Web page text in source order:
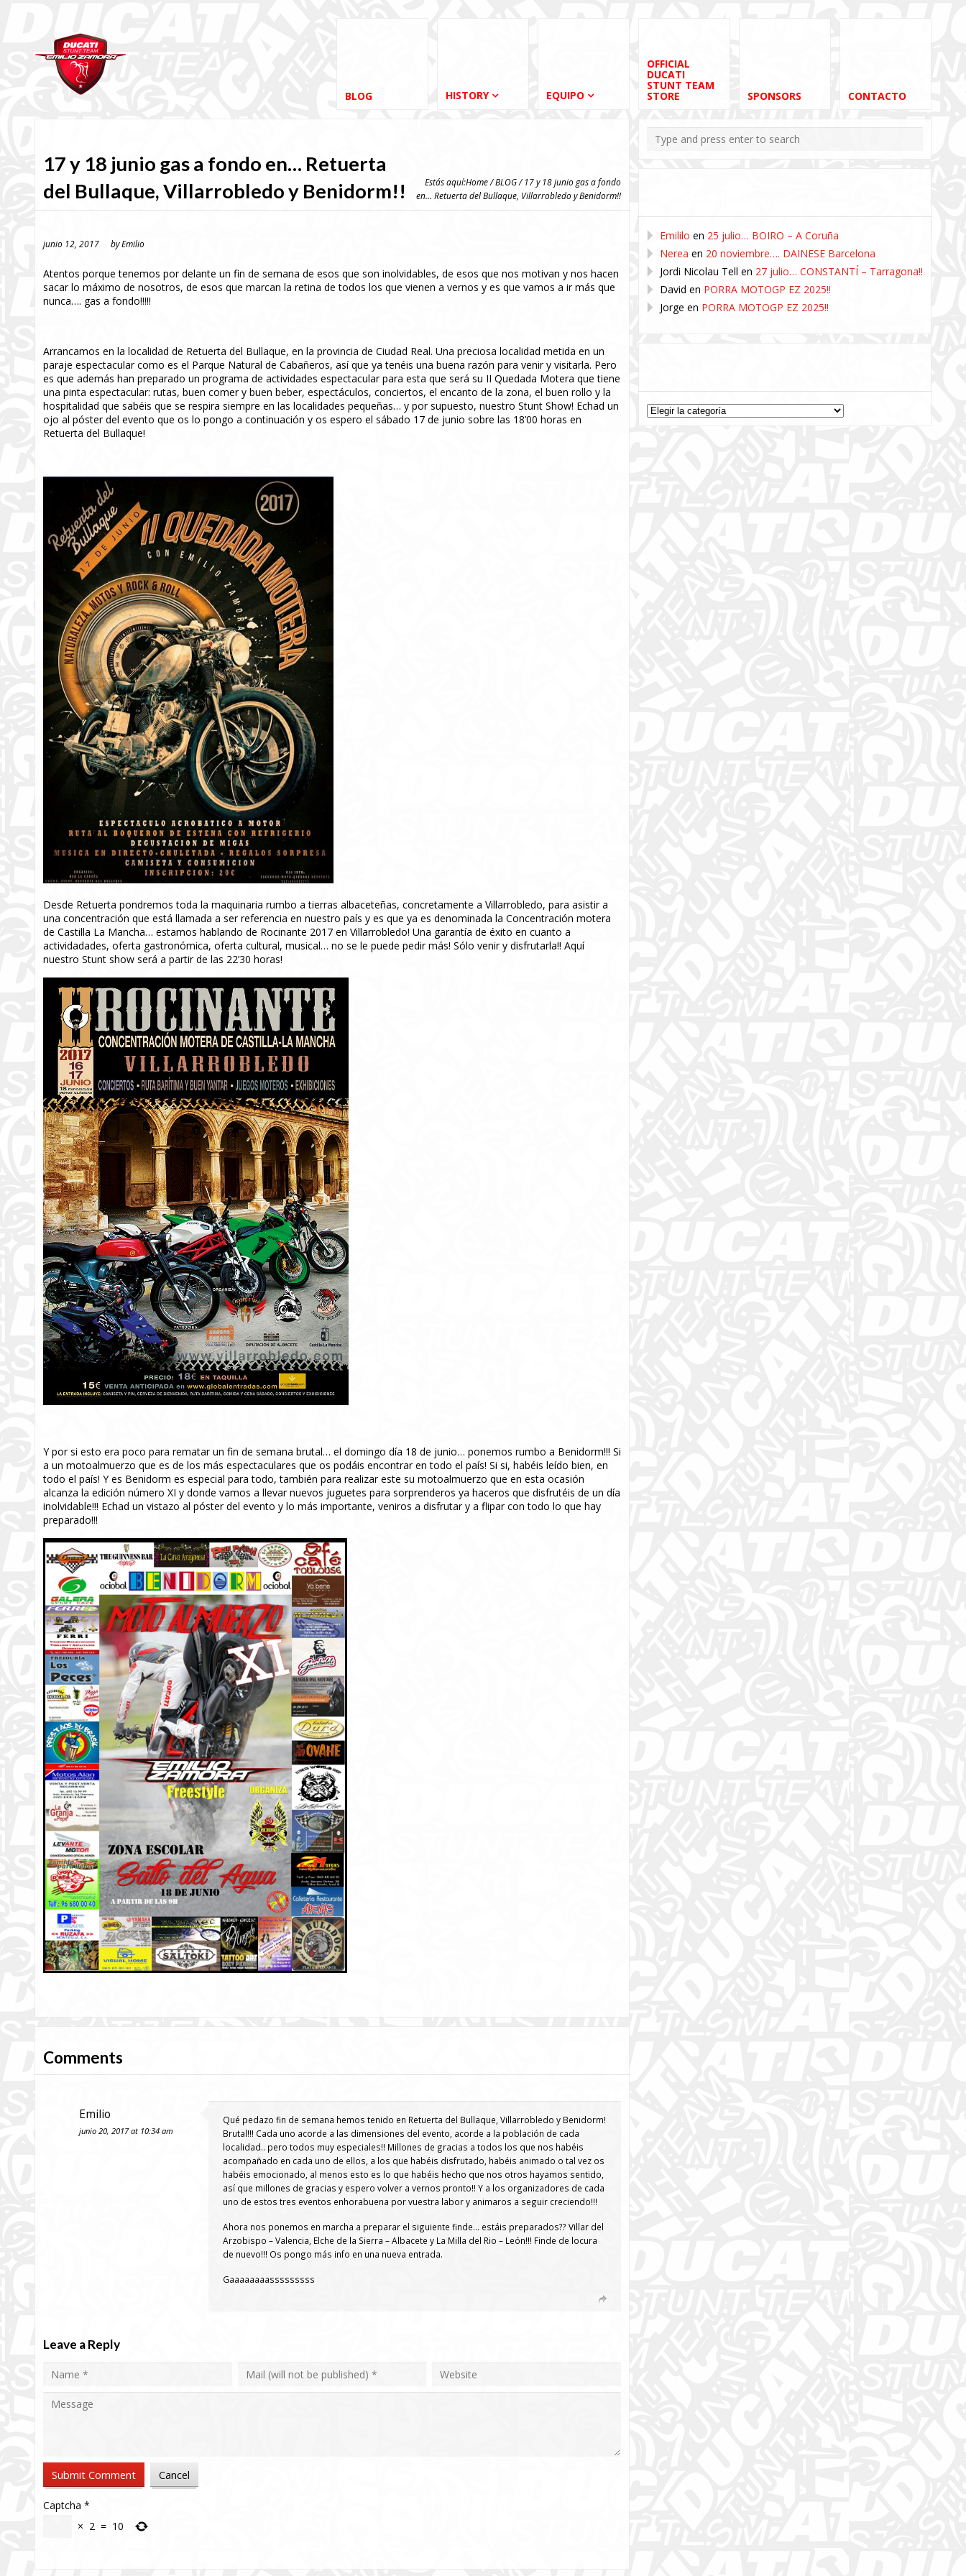
BLOG HISTORY EQUIPO
OFFICIAL
DUCATI
STUNT TEAM
STORE SPONSORS CONTACTO
17 y 18 junio gas a fondo en… Retuerta
del Bullaque, Villarrobledo y Benidorm!!
Estás aquí:Home/BLOG/ 17 y 18 junio gas a fondo
en... Retuerta del Bullaque, Villarrobledo y Benidorm!!
junio 12, 2017 byEmilio
Atentos porque tenemos por delante un fin de semana de esos que son inolvidables, de esos que nos motivan y nos hacen
sacar lo máximo de nosotros, de esos que marcan la retina de todos los que vienen a vernos y es que vamos a ir más que
nunca…. gas a fondo!!!!!
Arrancamos en la localidad de Retuerta del Bullaque, en la provincia de Ciudad Real. Una preciosa localidad metida en un
paraje espectacular como es el Parque Natural de Cabañeros, así que ya tenéis una buena razón para venir y visitarla. Pero
es que además han preparado un programa de actividades espectacular para esta que será su II Quedada Motera que tiene
una pinta espectacular: rutas, buen comer y buen beber, espectáculos, conciertos, el encanto de la zona, el buen rollo y la
hospitalidad que sabéis que se respira siempre en las localidades pequeñas… y por supuesto, nuestro Stunt Show! Echad un
ojo al póster del evento que os lo pongo a continuación y os espero el sábado 17 de junio sobre las 18’00 horas en
Retuerta del Bullaque!
Desde Retuerta pondremos toda la maquinaria rumbo a tierras albaceteñas, concretamente a Villarrobledo, para asistir a
una concentración que está llamada a ser referencia en nuestro país y es que ya es denominada la Concentración motera
de Castilla La Mancha… estamos hablando de Rocinante 2017 en Villarrobledo! Una garantía de éxito en cuanto a
actividadades, oferta gastronómica, oferta cultural, musical… no se le puede pedir más! Sólo venir y disfrutarla!! Aquí
nuestro Stunt show será a partir de las 22’30 horas!
Y por si esto era poco para rematar un fin de semana brutal… el domingo día 18 de junio… ponemos rumbo a Benidorm!!! Si
a un motoalmuerzo que es de los más espectaculares que os podáis encontrar en todo el país! Si si, habéis leído bien, en
todo el país! Y es Benidorm es especial para todo, también para realizar este su motoalmuerzo que en esta ocasión
alcanza la edición número XI y donde vamos a llevar nuevos juguetes para sorprenderos ya haceros que disfrutéis de un día
inolvidable!!! Echad un vistazo al póster del evento y lo más importante, veniros a disfrutar y a flipar con todo lo que hay
preparado!!!
Comments
Emilio
junio 20, 2017 at 10:34 am
Qué pedazo fin de semana hemos tenido en Retuerta del Bullaque, Villarrobledo y Benidorm!
Brutal!!! Cada uno acorde a las dimensiones del evento, acorde a la población de cada
localidad.. pero todos muy especiales!! Millones de gracias a todos los que nos habéis
acompañado en cada uno de ellos, a los que habéis disfrutado, habéis animado o tal vez os
habéis emocionado, al menos esto es lo que habéis hecho que nos otros hayamos sentido,
así que millones de gracias y espero volver a vernos pronto!! Y a los organizadores de cada
uno de estos tres eventos enhorabuena por vuestra labor y animaros a seguir creciendo!!!
Ahora nos ponemos en marcha a preparar el siguiente finde… estáis preparados?? Villar del
Arzobispo – Valencia, Elche de la Sierra – Albacete y La Milla del Rio – León!!! Finde de locura
de nuevo!!! Os pongo más info en una nueva entrada.
Gaaaaaaaasssssssss
Leave a Reply
Captcha *
× 2 = 10
Emililo en 25 julio… BOIRO – A Coruña
Nerea en 20 noviembre…. DAINESE Barcelona
Jordi Nicolau Tell en 27 julio… CONSTANTÍ – Tarragona!!
David en PORRA MOTOGP EZ 2025!!
Jorge en PORRA MOTOGP EZ 2025!!
Categorías